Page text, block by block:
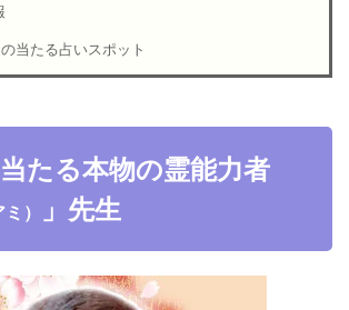
当たる占いスポット
たる本物の霊能力者
ミ） 」先生